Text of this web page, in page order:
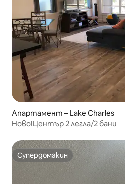
Апартамент – Lake Charles
Ново!Център 2 легла/2 бани
Супердомакин
Супердомакин